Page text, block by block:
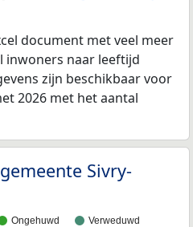
document met veel meer
inwoners naar leeftijd
zijn beschikbaar voor
2026 met het aantal
Sivry-
Ongehuwd Verweduwd